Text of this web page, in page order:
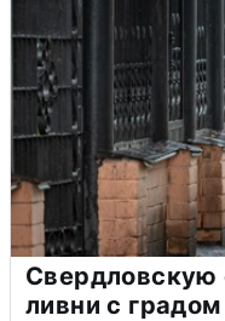
Свердловскую
ливни с градом